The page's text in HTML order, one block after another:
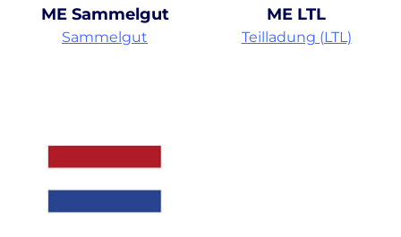
ME Sammelgut
Sammelgut
ME LTL
Teilladung (LTL)